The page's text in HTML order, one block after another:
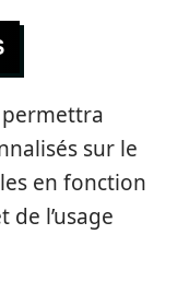
sur le
en fonction
l’usage